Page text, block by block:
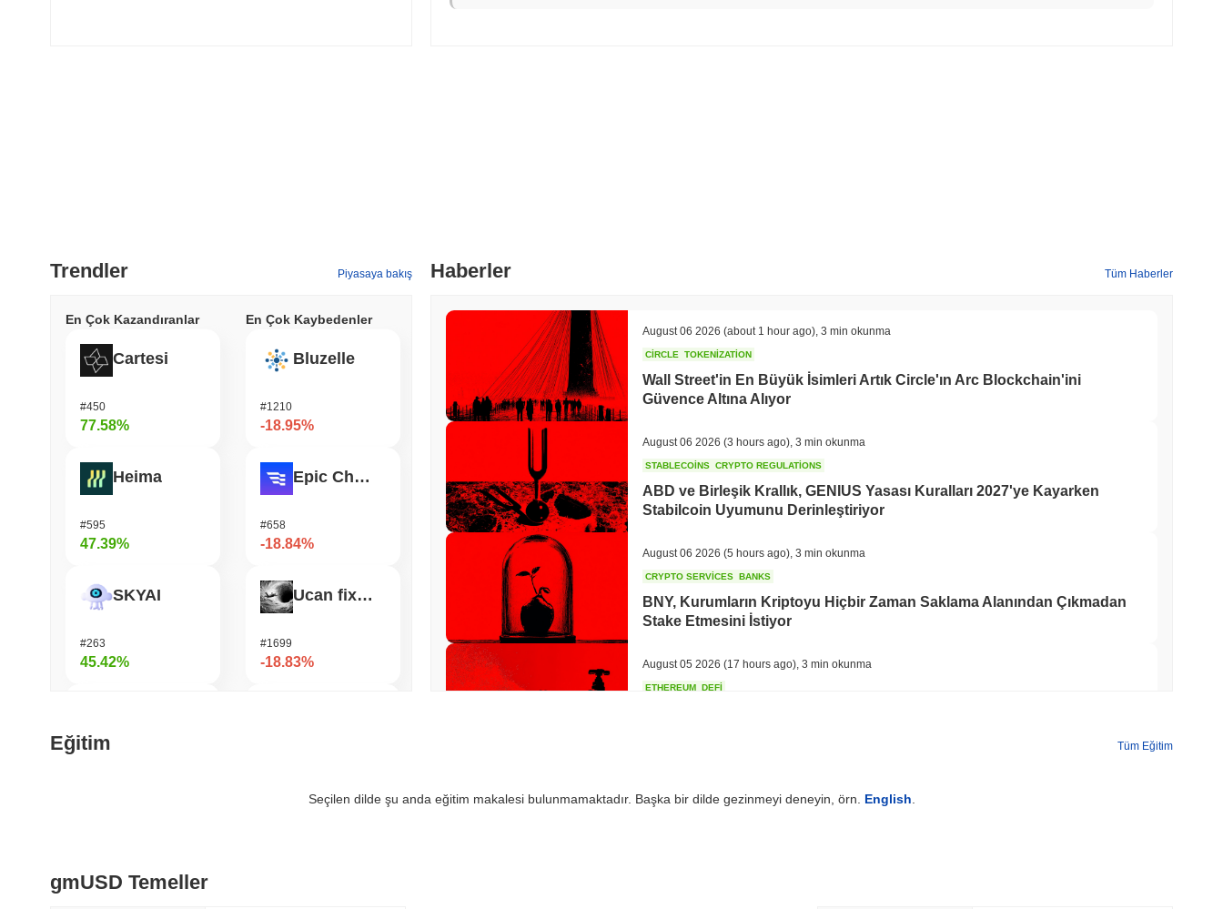
Trendler Piyasaya bakış
En Çok Kazandıranlar
Cartesi
#450
77.58%
Heima
#595
47.39%
SKYAI
#263
45.42%
#848
En Çok Kaybedenler
Bluzelle
#1210
-18.95%
Epic Chain
#658
-18.84%
Ucan fix life in1day
#1699
-18.83%
Haberler Tüm Haberler
August 06 2026 (about 1 hour ago) 3 min okunma
CIRCLE TOKENIZATION
Wall Street'in En Büyük İsimleri Artık Circle'ın Arc Blockchain'ini
Güvence Altına Alıyor
August 06 2026 (3 hours ago) 3 min okunma
STABLECOINS CRYPTO REGULATIONS
ABD ve Birleşik Krallık, GENIUS Yasası Kuralları 2027'ye Kayarken
Stabilcoin Uyumunu Derinleştiriyor
August 06 2026 (5 hours ago) 3 min okunma
CRYPTO SERVICES BANKS
BNY, Kurumların Kriptoyu Hiçbir Zaman Saklama Alanından Çıkmadan
Stake Etmesini İstiyor
August 05 2026 (17 hours ago) 3 min okunma
ETHEREUM DEFI
TOKENIZATION CIRCLE
Eğitim Tüm Eğitim
Seçilen dilde şu anda eğitim makalesi bulunmamaktadır. Başka bir dilde gezinmeyi deneyin, örn. English
gmUSD Temeller